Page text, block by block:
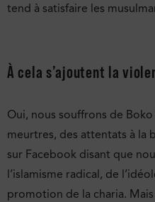
tend à satisfaire les
À cela s’ajoutent la
Oui, nous souffrons de
meurtres, des attentats à la
sur Facebook disant que
l’islamisme radical, de
promotion de la charia.